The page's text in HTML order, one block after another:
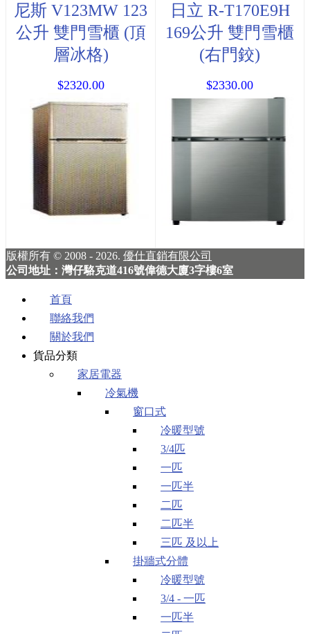
尼斯 V123MW 123
公升 雙門雪櫃 (頂
層冰格)
$2320.00
日立 R-T170E9H
169公升 雙門雪櫃
(右門鉸)
$2330.00
版權所有 © 2008 - 2026. 優仕直銷有限公司
公司地址：灣仔駱克道416號偉德大廈3字樓6室
首頁
聯絡我們
關於我們
貨品分類
家居電器
冷氣機
窗口式
冷暖型號
3/4匹
一匹
一匹半
二匹
二匹半
三匹 及以上
掛牆式分體
冷暖型號
3/4 - 一匹
一匹半